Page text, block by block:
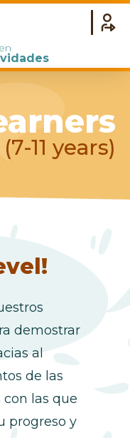
(7-11 years)
demostrar
al
de las
las que
progreso y